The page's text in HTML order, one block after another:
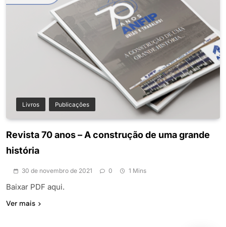
Livros Publicações
Revista 70 anos – A construção de uma grande
história
30 de novembro de 2021 0 1 Mins
Baixar PDF aqui.
Ver mais